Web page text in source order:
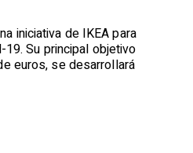
iniciativa de IKEA para
Su principal objetivo
euros, se desarrollará